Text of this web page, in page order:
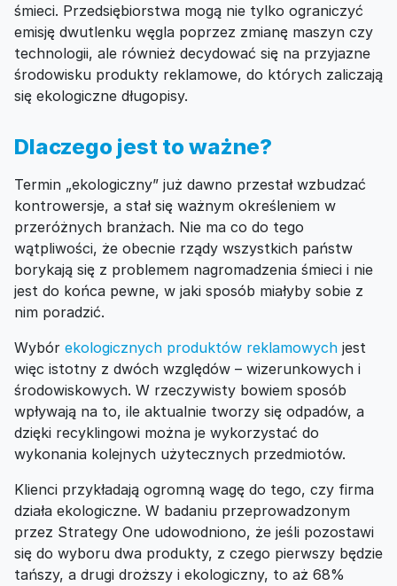
śmieci. Przedsiębiorstwa mogą nie tylko ograniczyć
emisję dwutlenku węgla poprzez zmianę maszyn czy
technologii, ale również decydować się na przyjazne
środowisku produkty reklamowe, do których zaliczają
się ekologiczne długopisy.
Dlaczego jest to ważne?
Termin „ekologiczny” już dawno przestał wzbudzać
kontrowersje, a stał się ważnym określeniem w
przeróżnych branżach. Nie ma co do tego
wątpliwości, że obecnie rządy wszystkich państw
borykają się z problemem nagromadzenia śmieci i nie
jest do końca pewne, w jaki sposób miałyby sobie z
nim poradzić.
Wybór ekologicznych produktów reklamowych jest
więc istotny z dwóch względów – wizerunkowych i
środowiskowych. W rzeczywisty bowiem sposób
wpływają na to, ile aktualnie tworzy się odpadów, a
dzięki recyklingowi można je wykorzystać do
wykonania kolejnych użytecznych przedmiotów.
Klienci przykładają ogromną wagę do tego, czy firma
działa ekologiczne. W badaniu przeprowadzonym
przez Strategy One udowodniono, że jeśli pozostawi
się do wyboru dwa produkty, z czego pierwszy będzie
tańszy, a drugi droższy i ekologiczny, to aż 68%